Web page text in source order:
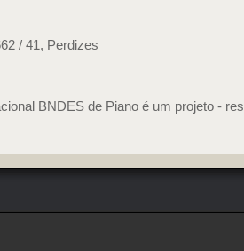
/ 41, Perdizes
BNDES de Piano é um projeto -